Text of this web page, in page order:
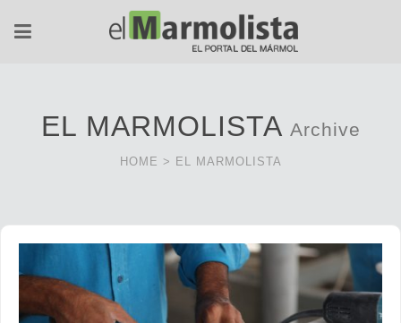
EL MARMOLISTA Archive
HOME > EL MARMOLISTA